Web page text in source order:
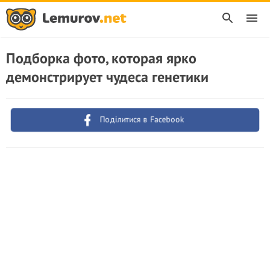
Подборка фото, которая ярко
демонстрирует чудеса генетики
Поділитися в Facebook